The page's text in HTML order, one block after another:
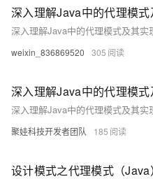
深入理解Java中的代理模
深入理解Java中的代理模式及其实
weixin_836869520 305
深入理解Java中的代理模
深入理解Java中的代理模式及其实
聚娃科技开发者团队 185
设计模式之代理模式（Java）